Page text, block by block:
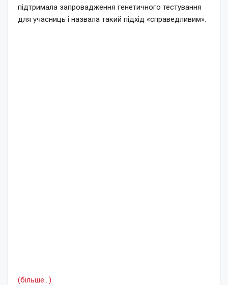
підтримала запровадження генетичного тестування
для учасниць і назвала такий підхід «справедливим».
(більше…)